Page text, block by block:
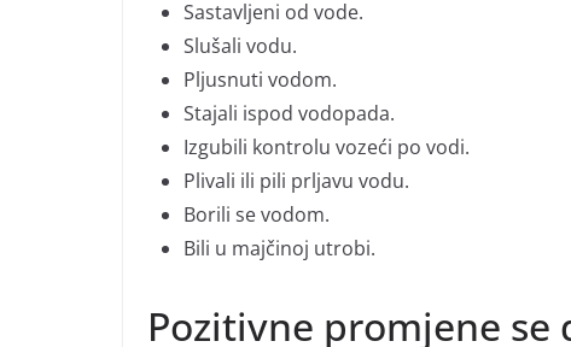
Sastavljeni od vode.
Slušali vodu.
Pljusnuti vodom.
Stajali ispod vodopada.
Izgubili kontrolu vozeći po vodi.
Plivali ili pili prljavu vodu.
Borili se vodom.
Bili u majčinoj utrobi.
Pozitivne promjene se